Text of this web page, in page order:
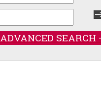
ADVANCED SEARCH